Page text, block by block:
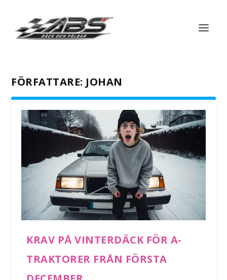
FÖRFATTARE: JOHAN
KRAV PÅ VINTERDÄCK FÖR A-
TRAKTORER FRÅN FÖRSTA